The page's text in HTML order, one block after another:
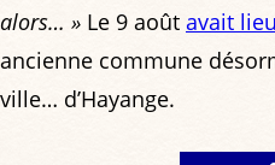
alors… » Le 9 août avait lieu
ancienne commune
ville… d’Hayange.